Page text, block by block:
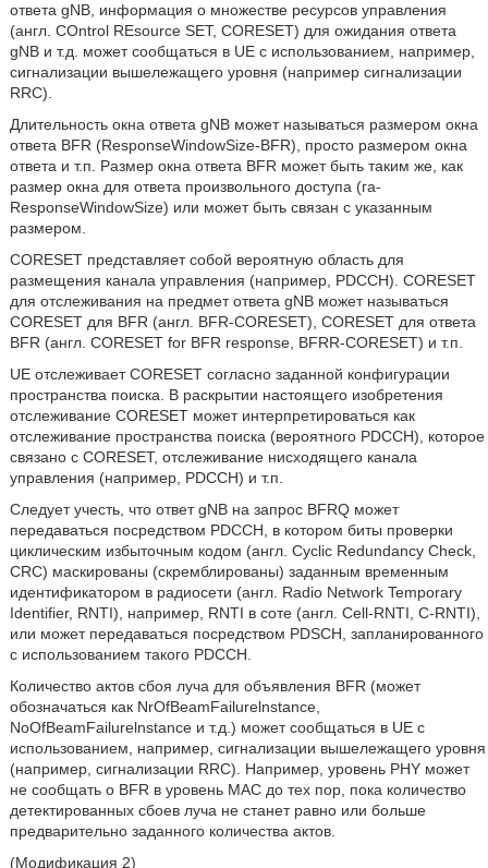
ответа gNB, информация о множестве ресурсов управления
(англ. COntrol REsource SET, CORESET) для ожидания ответа
gNB и т.д. может сообщаться в UE с использованием, например,
сигнализации вышележащего уровня (например сигнализации
RRC).
Длительность окна ответа gNB может называться размером окна
ответа BFR (ResponseWindowSize-BFR), просто размером окна
ответа и т.п. Размер окна ответа BFR может быть таким же, как
размер окна для ответа произвольного доступа (га-
ResponseWindowSize) или может быть связан с указанным
размером.
CORESET представляет собой вероятную область для
размещения канала управления (например, PDCCH). CORESET
для отслеживания на предмет ответа gNB может называться
CORESET для BFR (англ. BFR-CORESET), CORESET для ответа
BFR (англ. CORESET for BFR response, BFRR-CORESET) и т.п.
UE отслеживает CORESET согласно заданной конфигурации
пространства поиска. В раскрытии настоящего изобретения
отслеживание CORESET может интерпретироваться как
отслеживание пространства поиска (вероятного PDCCH), которое
связано с CORESET, отслеживание нисходящего канала
управления (например, PDCCH) и т.п.
Следует учесть, что ответ gNB на запрос BFRQ может
передаваться посредством PDCCH, в котором биты проверки
циклическим избыточным кодом (англ. Cyclic Redundancy Check,
CRC) маскированы (скремблированы) заданным временным
идентификатором в радиосети (англ. Radio Network Temporary
Identifier, RNTI), например, RNTI в соте (англ. Cell-RNTI, C-RNTI),
или может передаваться посредством PDSCH, запланированного
с использованием такого PDCCH.
Количество актов сбоя луча для объявления BFR (может
обозначаться как NrOfBeamFailurelnstance,
NoOfBeamFailurelnstance и т.д.) может сообщаться в UE с
использованием, например, сигнализации вышележащего уровня
(например, сигнализации RRC). Например, уровень PHY может
не сообщать о BFR в уровень MAC до тех пор, пока количество
детектированных сбоев луча не станет равно или больше
предварительно заданного количества актов.
(Модификация 2)